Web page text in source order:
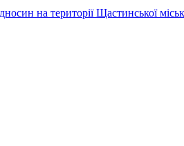
на території Щастинської